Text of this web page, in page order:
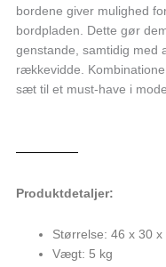
bordene giver mulighed
bordpladen. Dette gør
genstande, samtidig med
rækkevidde.
sæt til et must-have i
Produktdetaljer:
Størrelse: 46 x 30 x
Vægt: 5 kg